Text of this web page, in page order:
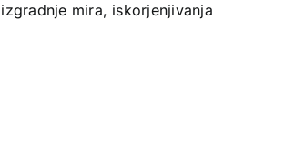
mira, iskorjenjivanja